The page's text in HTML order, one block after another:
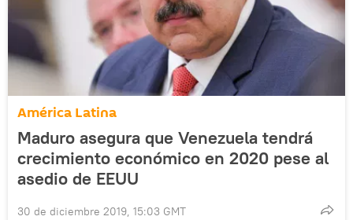
América Latina
Maduro asegura que Venezuela tendrá
crecimiento económico en 2020 pese al
asedio de EEUU
30 de diciembre 2019, 15:03 GMT